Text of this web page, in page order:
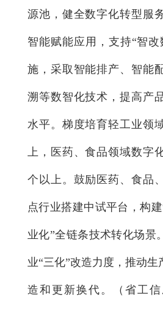
源池，健全数字化转型服
智能赋能应用，支持“智
施，采取智能排产、智能
溯等数智化技术，提高产
水平。梯度培育轻工业领
上，医药、食品领域数字
个以上。鼓励医药、食品
点行业搭建中试平台，构
业化”全链条技术转化场景
业“三化”改造力度，推动生
造和更新换代。（省工